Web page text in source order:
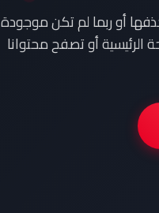
أو ربما لم تكن موجودة
أو تصفح محتوانا